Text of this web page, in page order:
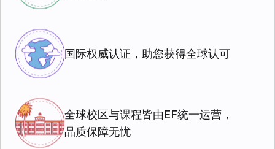
国际权威认证，助您获得全球认可
全球校区与课程皆由EF统一运营，
品质保障无忧